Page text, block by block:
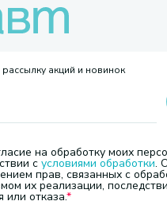
акций и новинок
на обработку моих
с условиями обработки.
прав, связанных с
их реализации,
или отказа.